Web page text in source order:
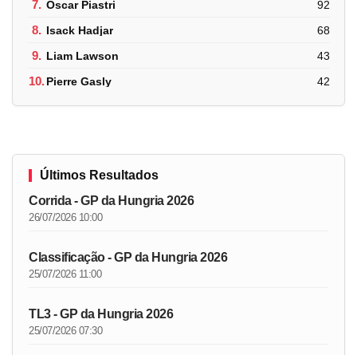
7. Oscar Piastri 92
8. Isack Hadjar 68
9. Liam Lawson 43
10.Pierre Gasly 42
Últimos Resultados
Corrida - GP da Hungria 2026
26/07/2026 10:00
Classificação - GP da Hungria 2026
25/07/2026 11:00
TL3 - GP da Hungria 2026
25/07/2026 07:30